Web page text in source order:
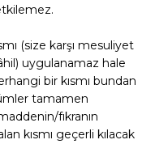
(size karşı mesuliyet
uygulanamaz hale
bir kısmı bundan
tamamen
fıkranın
kısmı geçerli kılacak